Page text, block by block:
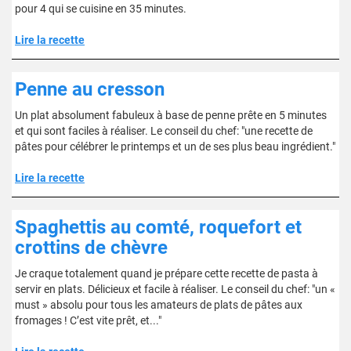
pour 4 qui se cuisine en 35 minutes.
Lire la recette
Penne au cresson
Un plat absolument fabuleux à base de penne prête en 5 minutes
et qui sont faciles à réaliser. Le conseil du chef: "une recette de
pâtes pour célébrer le printemps et un de ses plus beau ingrédient."
Lire la recette
Spaghettis au comté, roquefort et
crottins de chèvre
Je craque totalement quand je prépare cette recette de pasta à
servir en plats. Délicieux et facile à réaliser. Le conseil du chef: "un «
must » absolu pour tous les amateurs de plats de pâtes aux
fromages ! C’est vite prêt, et..."